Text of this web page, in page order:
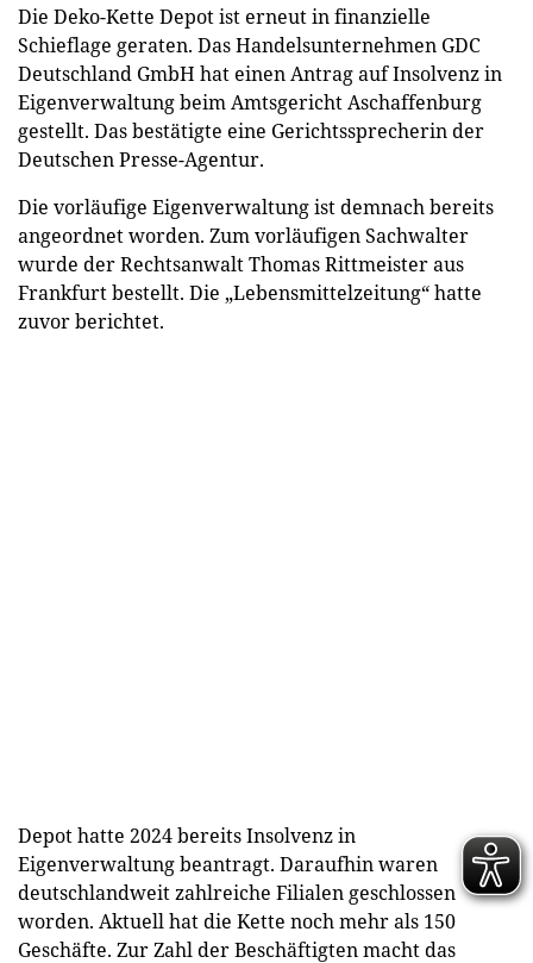
Die Deko-Kette Depot ist erneut in finanzielle
Schieflage geraten. Das Handelsunternehmen GDC
Deutschland GmbH hat einen Antrag auf Insolvenz in
Eigenverwaltung beim Amtsgericht Aschaffenburg
gestellt. Das bestätigte eine Gerichtssprecherin der
Deutschen Presse-Agentur.
Die vorläufige Eigenverwaltung ist demnach bereits
angeordnet worden. Zum vorläufigen Sachwalter
wurde der Rechtsanwalt Thomas Rittmeister aus
Frankfurt bestellt. Die „Lebensmittelzeitung“ hatte
zuvor berichtet.
Depot hatte 2024 bereits Insolvenz in
Eigenverwaltung beantragt. Daraufhin waren
deutschlandweit zahlreiche Filialen geschlossen
worden. Aktuell hat die Kette noch mehr als 150
Geschäfte. Zur Zahl der Beschäftigten macht das